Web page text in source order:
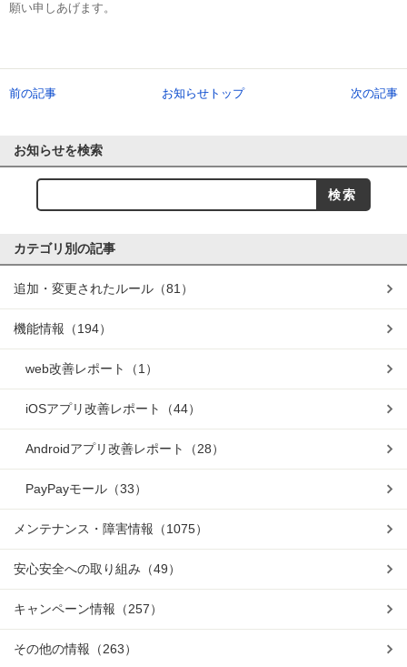
願い申しあげます。
前の記事 お知らせトップ 次の記事
お知らせを検索
カテゴリ別の記事
追加・変更されたルール （81）
機能情報 （194）
web改善レポート （1）
iOSアプリ改善レポート （44）
Androidアプリ改善レポート （28）
PayPayモール （33）
メンテナンス・障害情報 （1075）
安心安全への取り組み （49）
キャンペーン情報 （257）
その他の情報 （263）